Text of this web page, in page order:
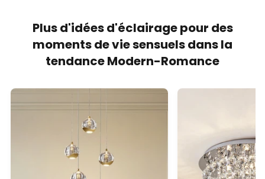
Plus d'idées d'éclairage pour des
moments de vie sensuels dans la
tendance Modern-Romance